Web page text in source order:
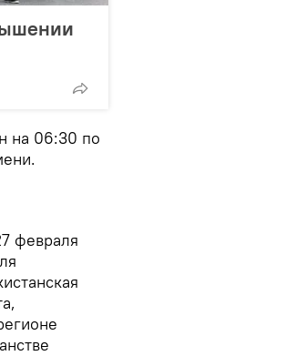
на 06:30 по
февраля